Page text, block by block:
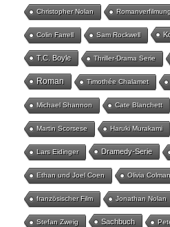
Christopher Nolan
Colin Farrell Sam Rockwell
T.C. Boyle Thriller-Drama Serie
Roman Timothée Chalamet
Michael Shannon Cate Blanchett
Martin Scorsese Haruki Murakami
Lars Eidinger Dramedy-Serie
Ethan und Joel Coen Olivia Colman
französischer Film Jonathan Nolan
Stefan Zweig Sachbuch